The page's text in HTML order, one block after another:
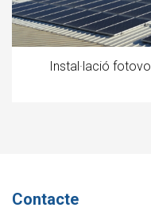
Instal·lació
Contacte